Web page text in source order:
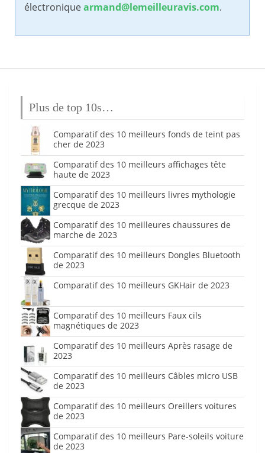
électroniquearmand@lemeilleuravis.com.
Plus de top 10s…
Comparatif des 10 meilleurs fonds de teint pas
cher de 2023
Comparatif des 10 meilleurs affichages tête
haute de 2023
Comparatif des 10 meilleurs livres mythologie
grecque de 2023
Comparatif des 10 meilleures chaussures de
marche de 2023
Comparatif des 10 meilleurs Dongles Bluetooth
de 2023
Comparatif des 10 meilleurs GKHair de 2023
Comparatif des 10 meilleurs Faux cils
magnétiques de 2023
Comparatif des 10 meilleurs Après rasage de
2023
Comparatif des 10 meilleurs Câbles micro USB
de 2023
Comparatif des 10 meilleurs Oreillers voitures
de 2023
Comparatif des 10 meilleurs Pare-soleils voiture
de 2023